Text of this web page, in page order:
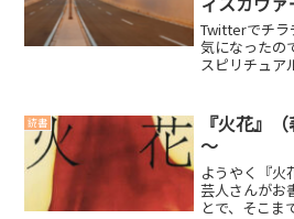
ン ～感想
Twitterでチラ
気になったの
スピリチュア
るため、わ
において、非
読書
『火花』
～
ようやく『火
芸人さんがお
とで、そこま